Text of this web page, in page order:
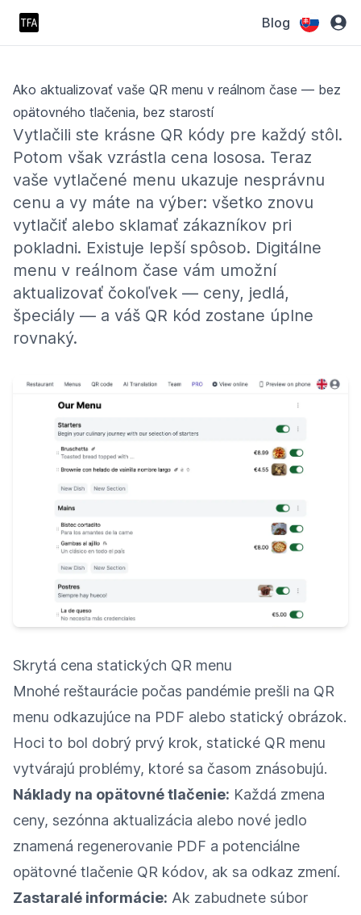
Blog
Ako aktualizovať vaše QR menu v reálnom čase — bez
opätovného tlačenia, bez starostí
Vytlačili ste krásne QR kódy pre každý stôl.
Potom však vzrástla cena lososa. Teraz
vaše vytlačené menu ukazuje nesprávnu
cenu a vy máte na výber: všetko znovu
vytlačiť alebo sklamať zákazníkov pri
pokladni. Existuje lepší spôsob. Digitálne
menu v reálnom čase vám umožní
aktualizovať čokoľvek — ceny, jedlá,
špeciály — a váš QR kód zostane úplne
rovnaký.
Skrytá cena statických QR menu
Mnohé reštaurácie počas pandémie prešli na QR
menu odkazujúce na PDF alebo statický obrázok.
Hoci to bol dobrý prvý krok, statické QR menu
vytvárajú problémy, ktoré sa časom znásobujú.
Náklady na opätovné tlačenie: Každá zmena
ceny, sezónna aktualizácia alebo nové jedlo
znamená regenerovanie PDF a potenciálne
opätovné tlačenie QR kódov, ak sa odkaz zmení.
Zastaralé informácie: Ak zabudnete súbor